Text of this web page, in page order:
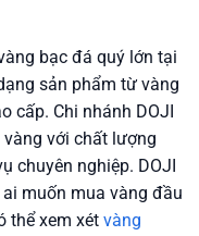
bạc đá quý lớn tại
sản phẩm từ vàng
cấp. Chi nhánh DOJI
với chất lượng
chuyên nghiệp. DOJI
muốn mua vàng đầu
thể xem xét vàng